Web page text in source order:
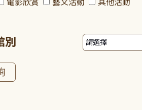
電影欣賞 藝文活動 其他活動
別